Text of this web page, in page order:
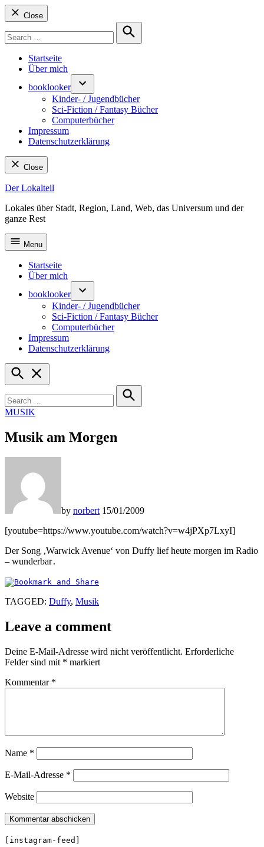
Close
for:
Search
Startseite
Über mich
booklooker
Kinder- / Jugendbücher
Sci-Fiction / Fantasy Bücher
Computerbücher
Impressum
Datenschutzerklärung
Close
Skip
content
Der Lokalteil
Lokales über Stadt, Region, Land, Web, das Universum und der
ganze Rest
Menu
Startseite
Über mich
booklooker
Kinder- / Jugendbücher
Sci-Fiction / Fantasy Bücher
Computerbücher
Impressum
Datenschutzerklärung
Open
Search
for:
Search
POSTED
MUSIK
Musik am Morgen
by norbert 15/01/2009
[youtube=https://www.youtube.com/watch?v=w4jPXp7LxyI]
Der Song ‚Warwick Avenue‘ von Duffy lief heute morgen im Radio
– wunderbar.
TAGGED: Duffy, Musik
Leave a comment
Deine E-Mail-Adresse wird nicht veröffentlicht. Erforderliche
Felder sind mit * markiert
Kommentar *
Name *
E-Mail-Adresse *
Website
[instagram-feed]